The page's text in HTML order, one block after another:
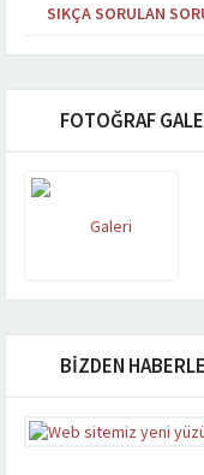
SIKÇA SORULAN
FOTOĞRAF
BİZDEN